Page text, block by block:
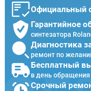
Официальный
Гарантийное
синтезатора
Диагностика
ремонт по
Бесплатный
в день обращения
Срочный